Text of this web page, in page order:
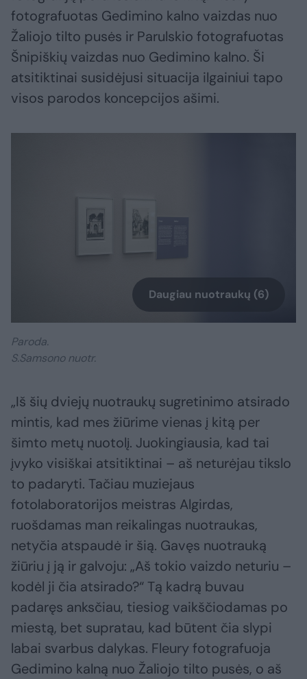
fotografuotas Gedimino kalno vaizdas nuo
Žaliojo tilto pusės ir Parulskio fotografuotas
Šnipiškių vaizdas nuo Gedimino kalno. Ši
atsitiktinai susidėjusi situacija ilgainiui tapo
visos parodos koncepcijos ašimi.
Daugiau nuotraukų (6)
Paroda.
S.Samsono nuotr.
„Iš šių dviejų nuotraukų sugretinimo atsirado
mintis, kad mes žiūrime vienas į kitą per
šimto metų nuotolį. Juokingiausia, kad tai
įvyko visiškai atsitiktinai – aš neturėjau tikslo
to padaryti. Tačiau muziejaus
fotolaboratorijos meistras Algirdas,
ruošdamas man reikalingas nuotraukas,
netyčia atspaudė ir šią. Gavęs nuotrauką
žiūriu į ją ir galvoju: „Aš tokio vaizdo neturiu –
kodėl ji čia atsirado?“ Tą kadrą buvau
padaręs anksčiau, tiesiog vaikščiodamas po
miestą, bet supratau, kad būtent čia slypi
labai svarbus dalykas. Fleury fotografuoja
Gedimino kalną nuo Žaliojo tilto pusės, o aš